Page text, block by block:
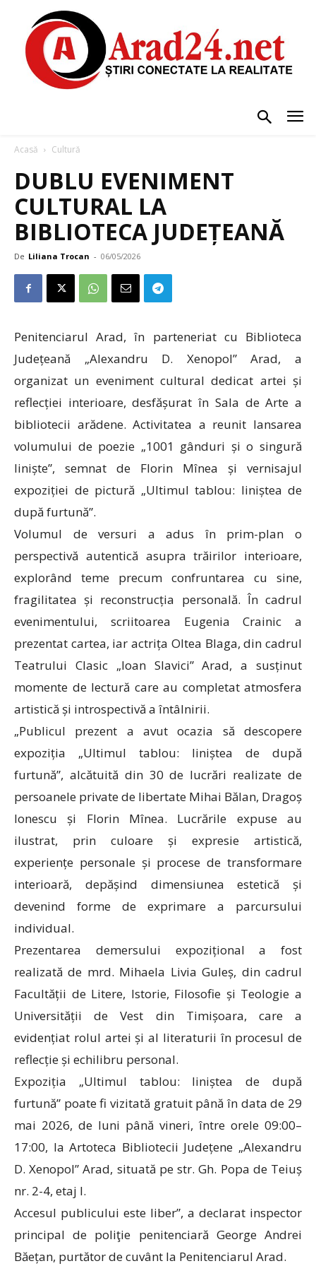
Acasă Cultură
DUBLU EVENIMENT
CULTURAL LA
BIBLIOTECA JUDEȚEANĂ
De Liliana Trocan - 06/05/2026
Penitenciarul Arad, în parteneriat cu Biblioteca
Județeană „Alexandru D. Xenopol” Arad, a
organizat un eveniment cultural dedicat artei și
reflecției interioare, desfășurat în Sala de Arte a
bibliotecii arădene. Activitatea a reunit lansarea
volumului de poezie „1001 gânduri și o singură
liniște”, semnat de Florin Mînea și vernisajul
expoziției de pictură „Ultimul tablou: liniștea de
după furtună”.
Volumul de versuri a adus în prim-plan o
perspectivă autentică asupra trăirilor interioare,
explorând teme precum confruntarea cu sine,
fragilitatea și reconstrucția personală. În cadrul
evenimentului, scriitoarea Eugenia Crainic a
prezentat cartea, iar actrița Oltea Blaga, din cadrul
Teatrului Clasic „Ioan Slavici” Arad, a susținut
momente de lectură care au completat atmosfera
artistică și introspectivă a întâlnirii.
„Publicul prezent a avut ocazia să descopere
expoziția „Ultimul tablou: liniștea de după
furtună”, alcătuită din 30 de lucrări realizate de
persoanele private de libertate Mihai Bălan, Dragoș
Ionescu și Florin Mînea. Lucrările expuse au
ilustrat, prin culoare și expresie artistică,
experiențe personale și procese de transformare
interioară, depășind dimensiunea estetică și
devenind forme de exprimare a parcursului
individual.
Prezentarea demersului expozițional a fost
realizată de mrd. Mihaela Livia Guleș, din cadrul
Facultății de Litere, Istorie, Filosofie și Teologie a
Universității de Vest din Timișoara, care a
evidențiat rolul artei și al literaturii în procesul de
reflecție și echilibru personal.
Expoziția „Ultimul tablou: liniștea de după
furtună” poate fi vizitată gratuit până în data de 29
mai 2026, de luni până vineri, între orele 09:00–
17:00, la Artoteca Bibliotecii Județene „Alexandru
D. Xenopol” Arad, situată pe str. Gh. Popa de Teiuș
nr. 2-4, etaj I.
Accesul publicului este liber”, a declarat inspector
principal de poliţie penitenciară George Andrei
Băețan, purtător de cuvânt la Penitenciarul Arad.